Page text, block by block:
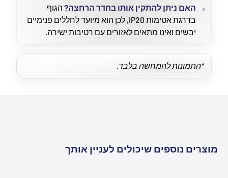
האם ניתן להתקין אותו בחדר הרחצה? הגוף
בדרגת אטימות IP20, לכן הוא מיועד לחללים פנימיים
יבשים ואינו מתאים לאזורים עם רטיבות ישירה.
*התמונות להמחשה בלבד.
מוצרים נוספים שיכולים לעניין אותך